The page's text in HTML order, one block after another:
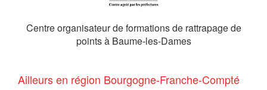
Centre organisateur de formations de rattrapage de
points à Baume-les-Dames
Ailleurs en région Bourgogne-Franche-Compté